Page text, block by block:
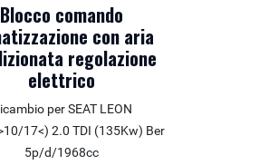
Blocco comando
con aria
regolazione
elettrico
per SEAT LEON
17<) 2.0 TDI (135Kw) Ber
5p/d/1968cc